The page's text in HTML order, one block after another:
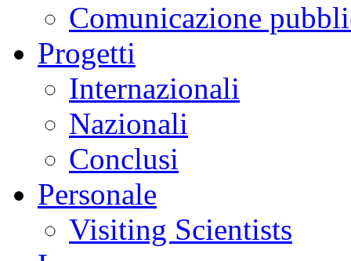
Comunicazione
Progetti
Internazionali
Nazionali
Conclusi
Personale
Visiting Scientists